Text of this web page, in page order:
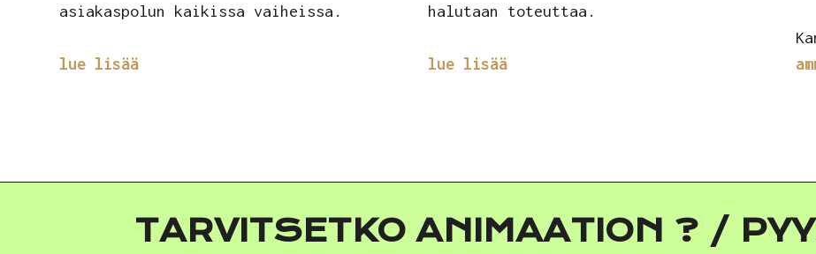
asiakaspolun kaikissa vaiheissa.
lue lisää
halutaan toteuttaa.
lue lisää
TARVITSETKO ANIMAATION ? /